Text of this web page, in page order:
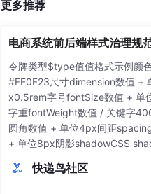
定期检查系统性能和资源
💡 安全最佳实践
安全配置是生产环境部署的重
禁用GraphQL API自省功
使用强密码策略
确保所有实例使用相同
更多推荐
电商系统前后端样式治理规
令牌类型$type值值格式示例颜
#FF0F23尺寸dimension数值 +
x0.5rem字号fontSize数值 + 单
字重fontWeight数值 / 关键字
圆角数值 + 单位4px间距
+ 单位8px阴影shadowCSS
快递鸟社区